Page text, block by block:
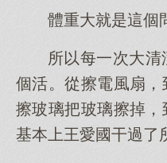
體重大就是這個
所以每一次大
個活。從擦電風扇
擦玻璃把玻璃擦掉，
基本上王愛國干過了